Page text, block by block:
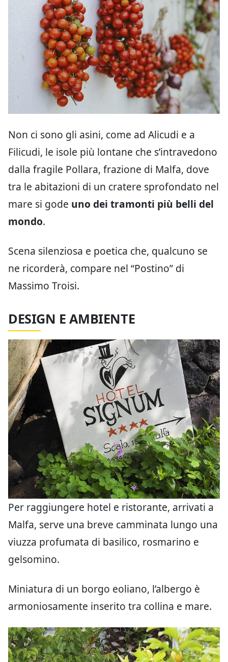
Non ci sono gli asini, come ad Alicudi e a
Filicudi, le isole più lontane che s’intravedono
dalla fragile Pollara, frazione di Malfa, dove
tra le abitazioni di un cratere sprofondato nel
mare si gode uno dei tramonti più belli del
mondo.
Scena silenziosa e poetica che, qualcuno se
ne ricorderà, compare nel “Postino” di
Massimo Troisi.
DESIGN E AMBIENTE
Per raggiungere hotel e ristorante, arrivati a
Malfa, serve una breve camminata lungo una
viuzza profumata di basilico, rosmarino e
gelsomino.
Miniatura di un borgo eoliano, l’albergo è
armoniosamente inserito tra collina e mare.